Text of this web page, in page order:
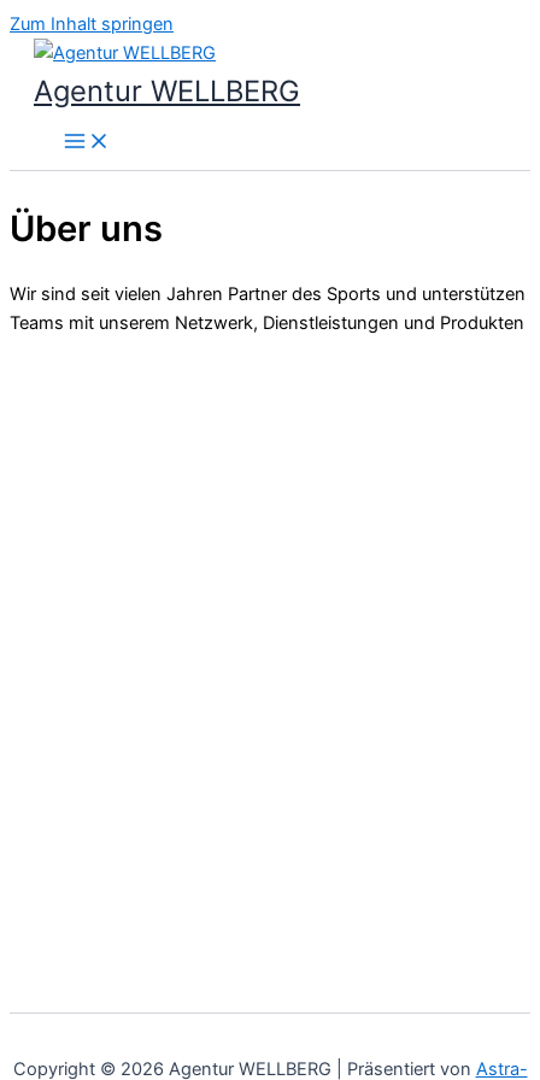
Zum Inhalt springen
Agentur WELLBERG
Über uns
Wir sind seit vielen Jahren Partner des Sports und unterstützen
Teams mit unserem Netzwerk, Dienstleistungen und Produkten
Copyright © 2026 Agentur WELLBERG | Präsentiert von Astra-